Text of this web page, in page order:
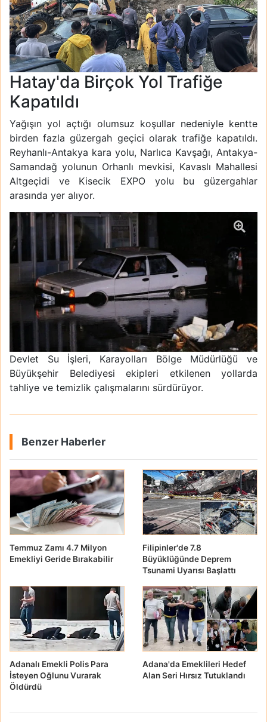
Hatay'da Birçok Yol Trafiğe
Kapatıldı
Yağışın yol açtığı olumsuz koşullar nedeniyle kentte
birden fazla güzergah geçici olarak trafiğe kapatıldı.
Reyhanlı-Antakya kara yolu, Narlıca Kavşağı, Antakya-
Samandağ yolunun Orhanlı mevkisi, Kavaslı Mahallesi
Altgeçidi ve Kisecik EXPO yolu bu güzergahlar
arasında yer alıyor.
Devlet Su İşleri, Karayolları Bölge Müdürlüğü ve
Büyükşehir Belediyesi ekipleri etkilenen yollarda
tahliye ve temizlik çalışmalarını sürdürüyor.
Benzer Haberler
Temmuz Zamı 4.7 Milyon
Emekliyi Geride Bırakabilir
Filipinler'de 7.8
Büyüklüğünde Deprem
Tsunami Uyarısı Başlattı
Adanalı Emekli Polis Para
İsteyen Oğlunu Vurarak
Öldürdü
Adana'da Emeklileri Hedef
Alan Seri Hırsız Tutuklandı